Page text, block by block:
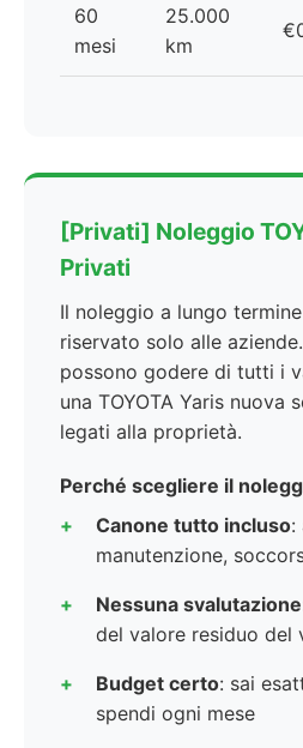
60
mesi
25.000
km
[Privati] Noleggio
Privati
Il noleggio a lungo
riservato solo alle
possono godere di tutti i
una TOYOTA Yaris nuova
legati alla proprietà.
Perché scegliere il
Canone tutto incluso:
manutenzione,
Nessuna svalutazione
del valore residuo del
Budget certo: sai
spendi ogni mese